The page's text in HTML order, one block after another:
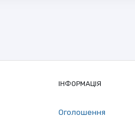
ІНФОРМАЦІЯ
Оголошення